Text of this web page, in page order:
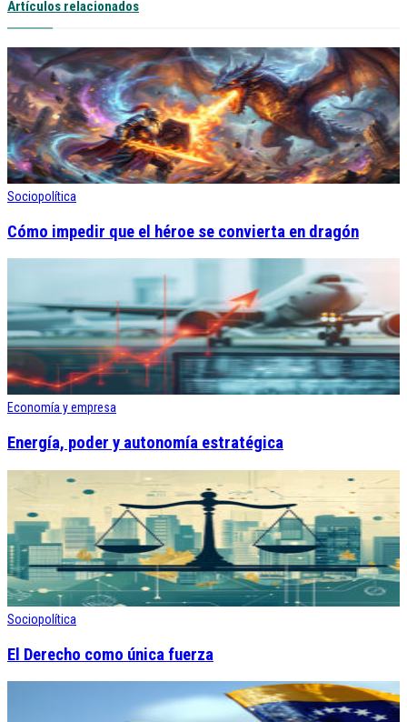
Artículos relacionados
Sociopolítica
Cómo impedir que el héroe se convierta en dragón
Economía y empresa
Energía, poder y autonomía estratégica
Sociopolítica
El Derecho como única fuerza